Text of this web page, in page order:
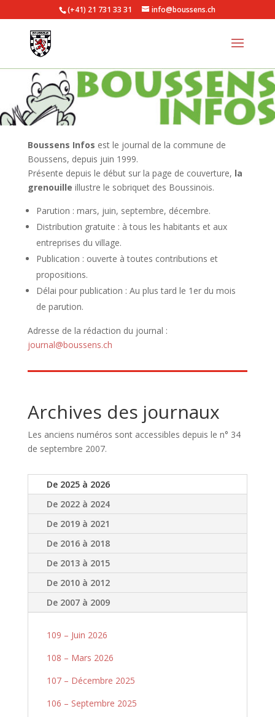
(+41) 21 731 33 31 info@boussens.ch
Boussens Infos est le journal de la commune de
Boussens, depuis juin 1999.
Présente depuis le début sur la page de couverture, la
grenouille illustre le sobriquet des Boussinois.
Parution : mars, juin, septembre, décembre.
Distribution gratuite : à tous les habitants et aux
entreprises du village.
Publication : ouverte à toutes contributions et
propositions.
Délai pour publication : Au plus tard le 1er du mois
de parution.
Adresse de la rédaction du journal :
journal@boussens.ch
Archives des journaux
Les anciens numéros sont accessibles depuis le n° 34
de septembre 2007.
De 2025 à 2026
De 2022 à 2024
De 2019 à 2021
De 2016 à 2018
De 2013 à 2015
De 2010 à 2012
De 2007 à 2009
109 – Juin 2026
108 – Mars 2026
107 – Décembre 2025
106 – Septembre 2025